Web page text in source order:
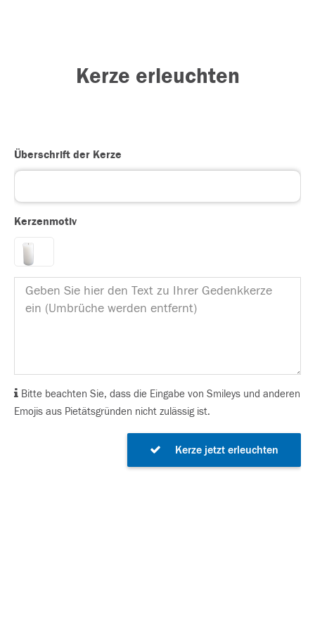
Kerze erleuchten
Überschrift der Kerze
Kerzenmotiv
Bitte beachten Sie, dass die Eingabe von Smileys und anderen
Emojis aus Pietätsgründen nicht zulässig ist.
Kerze jetzt erleuchten